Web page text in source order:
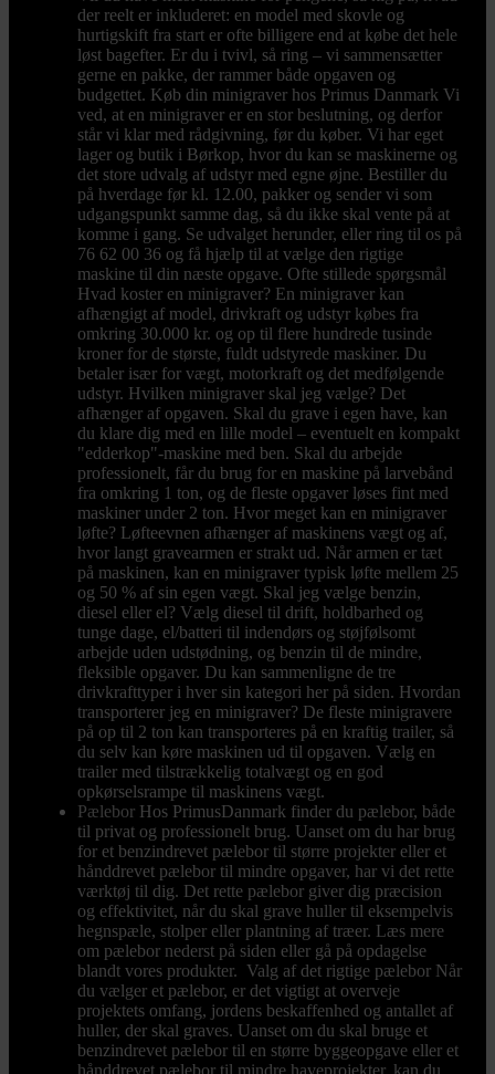
der reelt er inkluderet: en model med skovle og
hurtigskift fra start er ofte billigere end at købe det hele
løst bagefter. Er du i tvivl, så ring – vi sammensætter
gerne en pakke, der rammer både opgaven og
budgettet. Køb din minigraver hos Primus Danmark Vi
ved, at en minigraver er en stor beslutning, og derfor
står vi klar med rådgivning, før du køber. Vi har eget
lager og butik i Børkop, hvor du kan se maskinerne og
det store udvalg af udstyr med egne øjne. Bestiller du
på hverdage før kl. 12.00, pakker og sender vi som
udgangspunkt samme dag, så du ikke skal vente på at
komme i gang. Se udvalget herunder, eller ring til os på
76 62 00 36 og få hjælp til at vælge den rigtige
maskine til din næste opgave. Ofte stillede spørgsmål
Hvad koster en minigraver? En minigraver kan
afhængigt af model, drivkraft og udstyr købes fra
omkring 30.000 kr. og op til flere hundrede tusinde
kroner for de største, fuldt udstyrede maskiner. Du
betaler især for vægt, motorkraft og det medfølgende
udstyr. Hvilken minigraver skal jeg vælge? Det
afhænger af opgaven. Skal du grave i egen have, kan
du klare dig med en lille model – eventuelt en kompakt
"edderkop"-maskine med ben. Skal du arbejde
professionelt, får du brug for en maskine på larvebånd
fra omkring 1 ton, og de fleste opgaver løses fint med
maskiner under 2 ton. Hvor meget kan en minigraver
løfte? Løfteevnen afhænger af maskinens vægt og af,
hvor langt gravearmen er strakt ud. Når armen er tæt
på maskinen, kan en minigraver typisk løfte mellem 25
og 50 % af sin egen vægt. Skal jeg vælge benzin,
diesel eller el? Vælg diesel til drift, holdbarhed og
tunge dage, el/batteri til indendørs og støjfølsomt
arbejde uden udstødning, og benzin til de mindre,
fleksible opgaver. Du kan sammenligne de tre
drivkrafttyper i hver sin kategori her på siden. Hvordan
transporterer jeg en minigraver? De fleste minigravere
på op til 2 ton kan transporteres på en kraftig trailer, så
du selv kan køre maskinen ud til opgaven. Vælg en
trailer med tilstrækkelig totalvægt og en god
opkørselsrampe til maskinens vægt.
Pælebor Hos PrimusDanmark finder du pælebor, både
til privat og professionelt brug. Uanset om du har brug
for et benzindrevet pælebor til større projekter eller et
hånddrevet pælebor til mindre opgaver, har vi det rette
værktøj til dig. Det rette pælebor giver dig præcision
og effektivitet, når du skal grave huller til eksempelvis
hegnspæle, stolper eller plantning af træer. Læs mere
om pælebor nederst på siden eller gå på opdagelse
blandt vores produkter. Valg af det rigtige pælebor Når
du vælger et pælebor, er det vigtigt at overveje
projektets omfang, jordens beskaffenhed og antallet af
huller, der skal graves. Uanset om du skal bruge et
benzindrevet pælebor til en større byggeopgave eller et